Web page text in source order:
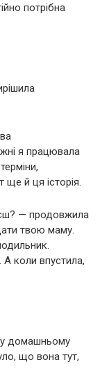
потрібна
я працювала
й ця історія.
— продовжила
твою маму.
коли впустила,
домашньому
що вона тут,